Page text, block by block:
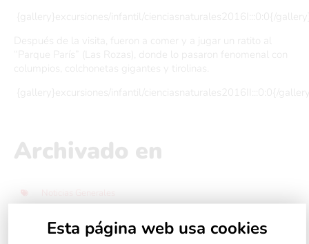
{gallery}excursiones/infantil/cienciasnaturales2016I:::0:0{/
Después de la visita, fueron a comer y a jugar un ratito al
“Parque París” (Las Rozas), donde lo pasaron fenomenal con
columpios, colchonetas gigantes y tirolinas.
{gallery}excursiones/infantil/cienciasnaturales2016II:::0:0{/
Archivado en
Noticias Generales
Esta página web usa cookies